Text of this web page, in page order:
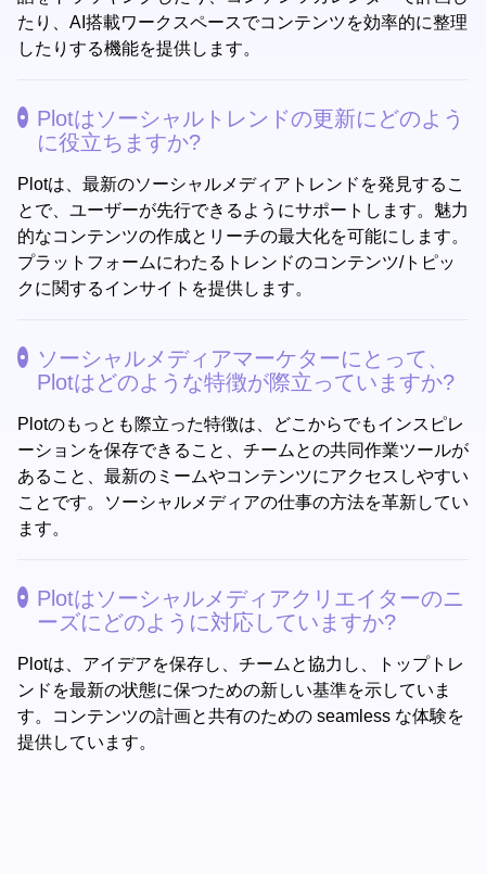
たり、AI搭載ワークスペースでコンテンツを効率的に整理
したりする機能を提供します。
Plotはソーシャルトレンドの更新にどのよう
に役立ちますか?
Plotは、最新のソーシャルメディアトレンドを発見するこ
とで、ユーザーが先行できるようにサポートします。魅力
的なコンテンツの作成とリーチの最大化を可能にします。
プラットフォームにわたるトレンドのコンテンツ/トピッ
クに関するインサイトを提供します。
ソーシャルメディアマーケターにとって、
Plotはどのような特徴が際立っていますか?
Plotのもっとも際立った特徴は、どこからでもインスピレ
ーションを保存できること、チームとの共同作業ツールが
あること、最新のミームやコンテンツにアクセスしやすい
ことです。ソーシャルメディアの仕事の方法を革新してい
ます。
Plotはソーシャルメディアクリエイターのニ
ーズにどのように対応していますか?
Plotは、アイデアを保存し、チームと協力し、トップトレ
ンドを最新の状態に保つための新しい基準を示していま
す。コンテンツの計画と共有のための seamless な体験を
提供しています。